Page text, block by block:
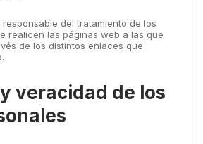
del tratamiento de los
realicen las páginas web a las que
de los distintos enlaces que
veracidad de los